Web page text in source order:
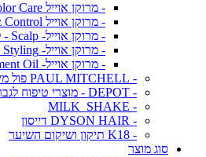
- מרוקן אוייל Color Care - לשיער צבוע
- מרוקן אוייל Frizz Control - לניטרול קרזול
- מרוקן אוייל- Scalp - לטיפול ואיזון הקרקפת
- מרוקן אוייל- Styling - לעיצוב
- מרוקן אוייל- Treatment Oil- שמן מרוקאי טיפולי
- PAUL MITCHELL פול מיטשל
- DEPOT - מוצרי טיפוח לגבר
- MILK_SHAKE
- DYSON HAIR דייסון
- K18 תיקון ושיקום השיער
סוג מוצר